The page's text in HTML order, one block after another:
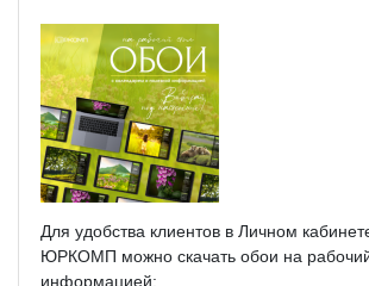
Для удобства клиентов в Личном
ЮРКОМП можно скачать обои на
информацией: